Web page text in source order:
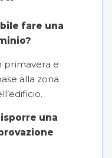
fare una
primavera e
alla zona
una